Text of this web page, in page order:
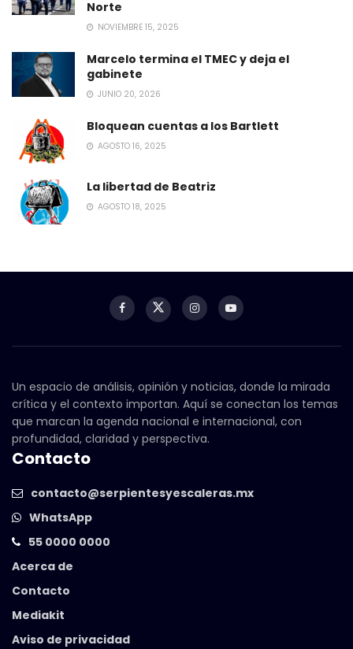
Norte
NOVIEMBRE 15, 2025
Marcelo termina el TMEC y deja el
gabinete
JUNIO 20, 2026
Bloquean cuentas a los Bartlett
AGOSTO 16, 2025
La libertad de Beatriz
AGOSTO 18, 2025
Un espacio de análisis, opinión y noticias, donde la mirada
crítica y el contexto importan. Aquí se conectan los temas
que marcan la agenda nacional e internacional, con
profundidad, claridad y perspectiva.
Contacto
contacto@serpientesyescaleras.mx
WhatsApp
55 0000 0000
Acerca de
Contacto
Mediakit
Aviso de privacidad